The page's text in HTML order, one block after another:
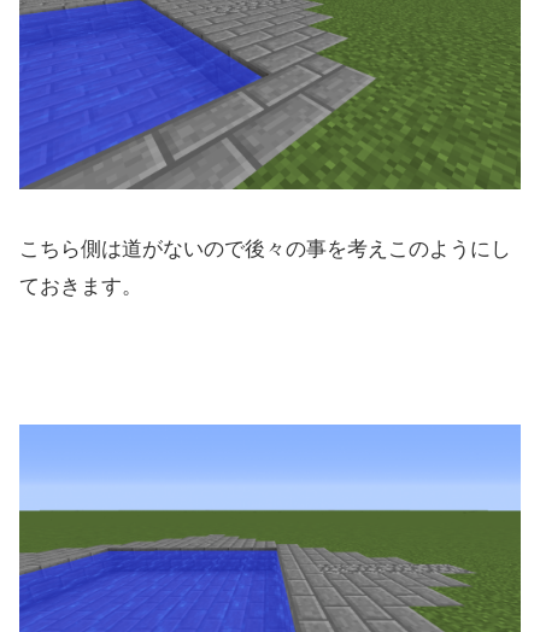
こちら側は道がないので後々の事を考えこのようにし
ておきます。